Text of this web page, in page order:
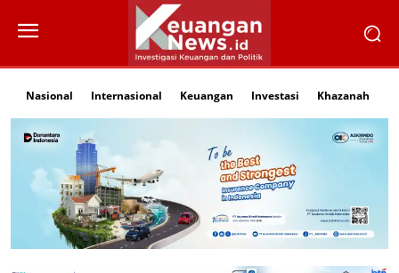
Nasional Internasional Keuangan Investasi Khazanah